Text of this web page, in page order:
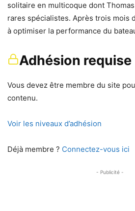
solitaire en multicoque dont
rares spécialistes. Après trois mois
à optimiser la performance du
Adhésion requise
Vous devez être membre du site
contenu.
Voir les niveaux d’adhésion
Déjà membre ? Connectez-vous ici
- Publicité -